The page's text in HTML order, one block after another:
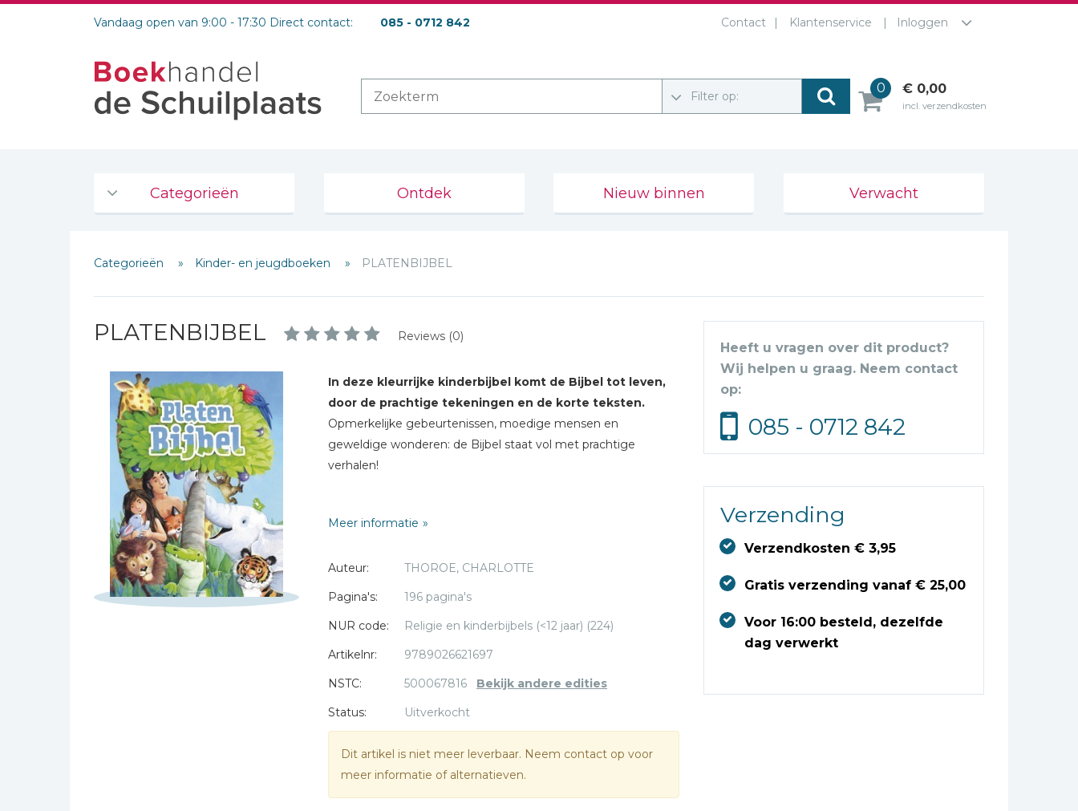
Vandaag open van 9:00 - 17:30 Direct contact: 085 - 0712 842 Contact Klantenservice Inloggen
Filter op:
0 € 0,00
incl. verzendkosten
Categorieën
De Bijbel
Bijbelse Dagboeken 2026
Bijbelstudie groepen
Bibles Foreign
Languages
Bijbelstudie
Geloof, duurzaamheid
en mileu
Benodigdheden voor
kerken
Christelijke spellen
Christelijke stripboeken
Eten en koken
Evangelisatiemateriaal
Ontdek Nieuw binnen Verwacht
Categorieën Kinder- en jeugdboeken PLATENBIJBEL
PLATENBIJBEL Reviews (0)
In deze kleurrijke kinderbijbel komt de Bijbel tot leven,
door de prachtige tekeningen en de korte teksten.
Opmerkelijke gebeurtenissen, moedige mensen en
geweldige wonderen: de Bijbel staat vol met prachtige
verhalen!
Meer informatie
Auteur:
THOROE, CHARLOTTE
Pagina's:
196 pagina's
NUR code:
Religie en kinderbijbels (<12 jaar) (224)
Artikelnr:
9789026621697
NSTC:
500067816 Bekijk andere edities
Status:
Uitverkocht
Dit artikel is niet meer leverbaar. Neem contact op voor
meer informatie of alternatieven.
Heeft u vragen over dit product?
Wij helpen u graag. Neem contact
op:
085 - 0712 842
Verzending
Verzendkosten € 3,95
Gratis verzending vanaf € 25,00
Voor 16:00 besteld, dezelfde
dag verwerkt
Schrijf hieronder je review!
Sterren
Naam *
E-mail *
Titel *
Bericht *